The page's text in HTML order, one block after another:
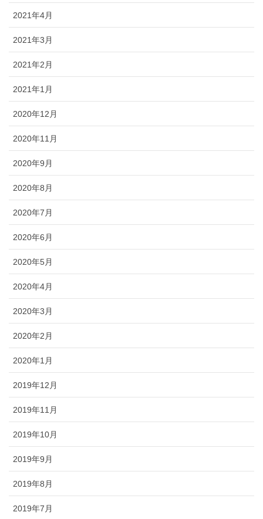
2021年4月
2021年3月
2021年2月
2021年1月
2020年12月
2020年11月
2020年9月
2020年8月
2020年7月
2020年6月
2020年5月
2020年4月
2020年3月
2020年2月
2020年1月
2019年12月
2019年11月
2019年10月
2019年9月
2019年8月
2019年7月